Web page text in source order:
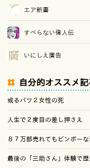
エア新書
すべらない偉人伝
いにしえ廣告
自分的オススメ
或るバツ２女性の死
人生で２度目の差し押さえ
８７万部売れてもビンボー
最後の「三助さん」体験で